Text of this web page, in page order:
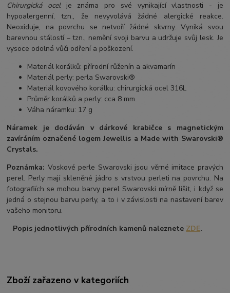
Chirurgická ocelje známa pro své vynikající vlastnosti - je
hypoalergenní, tzn., že nevyvolává žádné alergické reakce.
Neoxiduje, na povrchu se netvoří žádné skvrny. Vyniká svou
barevnou stálostí – tzn., nemění svoji barvu a udržuje svůj lesk. Je
vysoce odolná vůči odření a poškození.
Materiál korálků: přírodní růženín a akvamarín
Materiál perly: perla Swarovski®
Materiál kovového korálku: chirurgická ocel 316L
Průměr korálků a perly: cca 8 mm
Váha náramku: 17 g
Náramek je dodáván v dárkové krabičce s magnetickým
zavíráním označené logem Jewellis a Made with Swarovski®
Crystals.
Poznámka: Voskové perle Swarovski jsou věrné imitace pravých
perel. Perly mají skleněné jádro s vrstvou perleti na povrchu. Na
fotografiích se mohou barvy perel Swarovski mírně lišit, i když se
jedná o stejnou barvu perly, a to i v závislosti na nastavení barev
vašeho monitoru.
Popis jednotlivých přírodních kamenů naleznete ZDE.
Zboží zařazeno v kategoriích